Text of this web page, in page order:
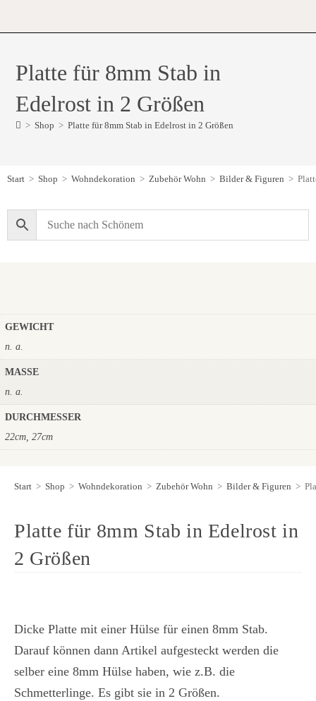
Platte für 8mm Stab in
Edelrost in 2 Größen
> Shop > Platte für 8mm Stab in Edelrost in 2 Größen
Start > Shop > Wohndekoration > Zubehör Wohn > Bilder & Figuren >
GEWICHT
n. a.
MASSE
n. a.
DURCHMESSER
22cm, 27cm
Start > Shop > Wohndekoration > Zubehör Wohn > Bilder & Figuren >
Platte für 8mm Stab in Edelrost in
2 Größen
Dicke Platte mit einer Hülse für einen 8mm Stab.
Darauf können dann Artikel aufgesteckt werden die
selber eine 8mm Hülse haben, wie z.B. die
Schmetterlinge. Es gibt sie in 2 Größen.